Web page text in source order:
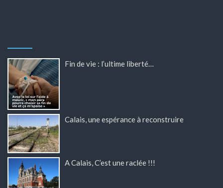
Fin de vie : l’ultime liberté…
Calais, une espérance à reconstruire
A Calais, C’est une raclée !!!